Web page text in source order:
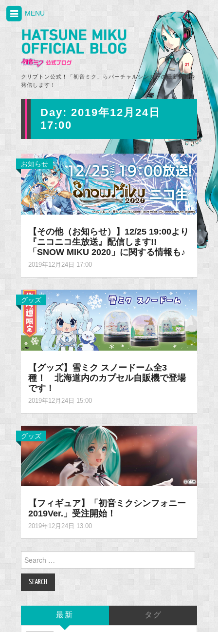
クリプトン公式！「初音ミク」らバーチャルシンガーの最新情報を
発信します！
MENU
Day: 2019年12月24日
17:00
お知らせ
【その他（お知らせ）】12/25 19:00より
『ニコニコ生放送』配信します!!
「SNOW MIKU 2020」に関する情報も♪
2019年12月24日 17:00
グッズ
【グッズ】雪ミク スノードーム全3
種！ 北海道内のカプセル自販機で登場
です！
2019年12月24日 15:00
グッズ
【フィギュア】「初音ミクシンフォニー
2019Ver.」受注開始！
2019年12月24日 13:00
Search
for:
最新 タグ